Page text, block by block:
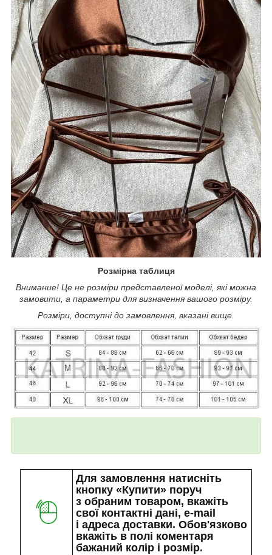
Розмірна таблиця
Внимание! Це не розміри представленої моделі, які можна
замовити, а параметри для визначення вашого розміру.
Розміри, доступні до замовлення, вказані вище.
Для замовлення натисніть
кнопку «Купити» поруч
з обраним товаром, вкажіть
свої контактні дані, e-mail
і адреса доставки. Обов'язково
вкажіть в полі коментаря
бажаний колір і розмір.